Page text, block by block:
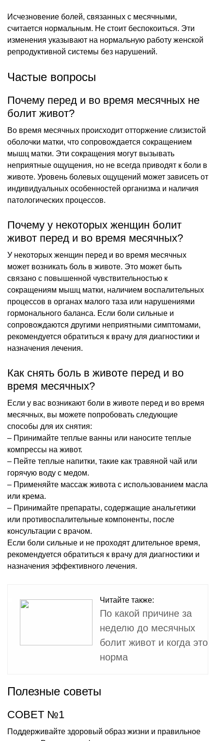
Исчезновение болей, связанных с месячными,
считается нормальным. Не стоит беспокоиться. Эти
изменения указывают на нормальную работу женской
репродуктивной системы без нарушений.
Частые вопросы
Почему перед и во время месячных не
болит живот?
Во время месячных происходит отторжение слизистой
оболочки матки, что сопровождается сокращением
мышц матки. Эти сокращения могут вызывать
неприятные ощущения, но не всегда приводят к боли в
животе. Уровень болевых ощущений может зависеть от
индивидуальных особенностей организма и наличия
патологических процессов.
Почему у некоторых женщин болит
живот перед и во время месячных?
У некоторых женщин перед и во время месячных
может возникать боль в животе. Это может быть
связано с повышенной чувствительностью к
сокращениям мышц матки, наличием воспалительных
процессов в органах малого таза или нарушениями
гормонального баланса. Если боли сильные и
сопровождаются другими неприятными симптомами,
рекомендуется обратиться к врачу для диагностики и
назначения лечения.
Как снять боль в животе перед и во
время месячных?
Если у вас возникают боли в животе перед и во время
месячных, вы можете попробовать следующие
способы для их снятия:
– Принимайте теплые ванны или наносите теплые
компрессы на живот.
– Пейте теплые напитки, такие как травяной чай или
горячую воду с медом.
– Применяйте массаж живота с использованием масла
или крема.
– Принимайте препараты, содержащие анальгетики
или противоспалительные компоненты, после
консультации с врачом.
Если боли сильные и не проходят длительное время,
рекомендуется обратиться к врачу для диагностики и
назначения эффективного лечения.
Читайте также:
По какой причине за
неделю до месячных
болит живот и когда это
норма
Полезные советы
СОВЕТ №1
Поддерживайте здоровый образ жизни и правильное